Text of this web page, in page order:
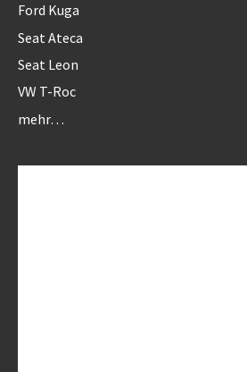
Ford Kuga
Seat Ateca
Seat Leon
VW T-Roc
mehr…